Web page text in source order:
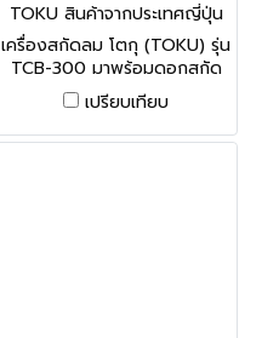
TOKU สินค้าจากประเทศญี่ปุ่น
TCB-300
เครื่องสกัดลม โตกุ (TOKU) รุ่น
TCB-300 มาพร้อมดอกสกัด
แหลมยาว 18 นิ้ว สำหรับงาน
หนักปานกลาง มีช่วงชักลูกสูบ
ยาว เพิ่มแรงกระแทกให้สูงขึ้น
เปรียบเทียบ